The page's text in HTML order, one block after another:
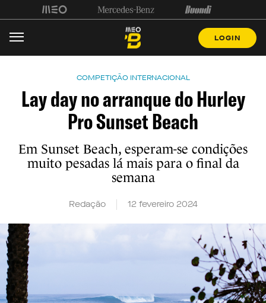
LOGIN
COMPETIÇÃO INTERNACIONAL
Lay day no arranque do Hurley
Pro Sunset Beach
Em Sunset Beach, esperam-se condições
muito pesadas lá mais para o final da
semana
Redação 12 fevereiro 2024